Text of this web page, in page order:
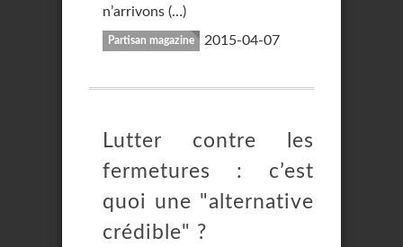
n’arrivons (…)
Partisan magazine 2015-04-07
Lutter contre les
fermetures : c’est
quoi une "alternative
crédible" ?